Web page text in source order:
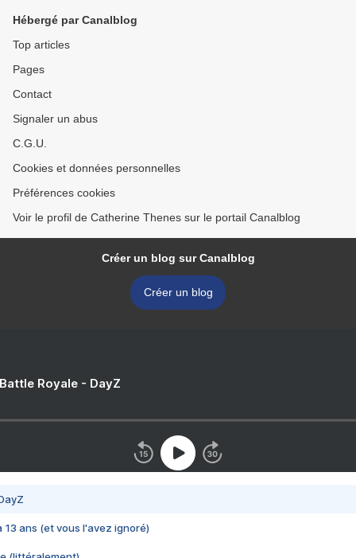
Hébergé par Canalblog
Top articles
Pages
Contact
Signaler un abus
C.G.U.
Cookies et données personnelles
Préférences cookies
Voir le profil de Catherine Thenes sur le portail Canalblog
Créer un blog sur Canalblog
Créer un blog
Royale - DayZ
13 ans (et vous l'avez ignoré)